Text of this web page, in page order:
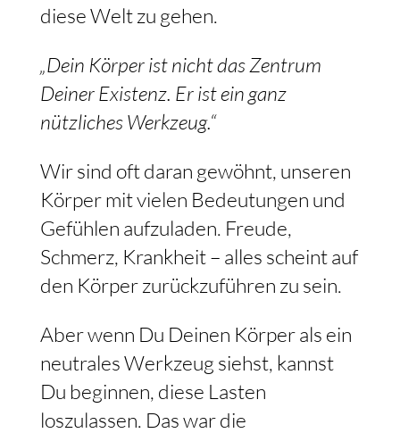
diese Welt zu gehen.
„Dein Körper ist nicht das Zentrum
Deiner Existenz. Er ist ein ganz
nützliches Werkzeug.“
Wir sind oft daran gewöhnt, unseren
Körper mit vielen Bedeutungen und
Gefühlen aufzuladen. Freude,
Schmerz, Krankheit – alles scheint auf
den Körper zurückzuführen zu sein.
Aber wenn Du Deinen Körper als ein
neutrales Werkzeug siehst, kannst
Du beginnen, diese Lasten
loszulassen. Das war die